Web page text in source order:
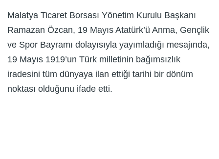
Malatya Ticaret Borsası Yönetim Kurulu Başkanı
Ramazan Özcan, 19 Mayıs Atatürk’ü Anma, Gençlik
ve Spor Bayramı dolayısıyla yayımladığı mesajında,
19 Mayıs 1919’un Türk milletinin bağımsızlık
iradesini tüm dünyaya ilan ettiği tarihi bir dönüm
noktası olduğunu ifade etti.